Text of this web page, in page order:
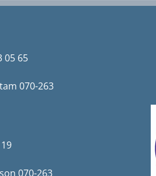
05 65
070-263
070-263